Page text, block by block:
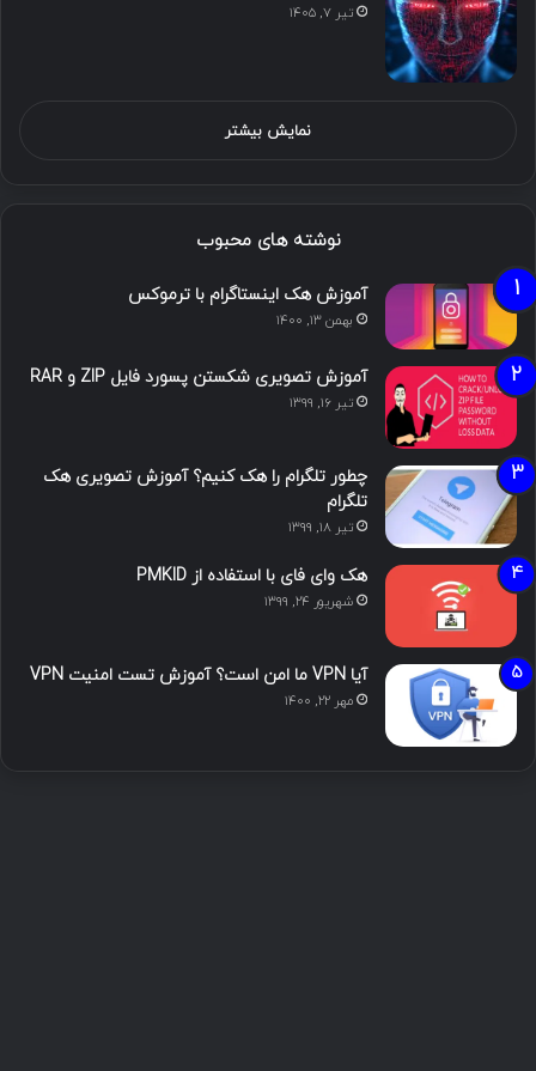
تیر ۷, ۱۴۰۵
نمایش بیشتر
نوشته های محبوب
آموزش هک اینستاگرام با ترموکس
بهمن ۱۳, ۱۴۰۰
آموزش تصویری شکستن پسورد فایل ZIP و RAR
تیر ۱۶, ۱۳۹۹
چطور تلگرام را هک کنیم؟ آموزش تصویری هک
تلگرام
تیر ۱۸, ۱۳۹۹
هک وای فای با استفاده از PMKID
شهریور ۲۴, ۱۳۹۹
آیا VPN ما امن است؟ آموزش تست امنیت VPN
مهر ۲۲, ۱۴۰۰